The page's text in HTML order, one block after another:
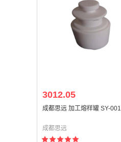
3012.05
成都思远 加工熔样罐 SY-001
成都思远